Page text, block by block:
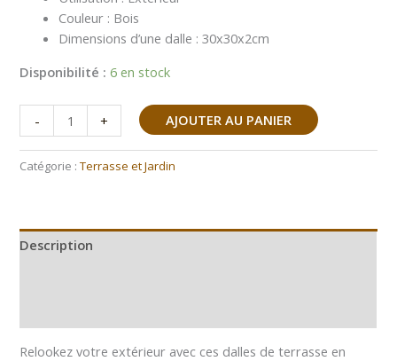
Couleur : Bois
Dimensions d’une dalle : 30x30x2cm
Disponibilité : 6 en stock
- + AJOUTER AU PANIER
Catégorie :Terrasse et Jardin
Description
Relookez votre extérieur avec ces dalles de terrasse en